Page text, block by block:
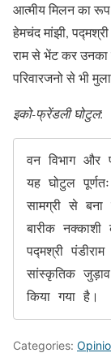
आत्मीय मिलन का रूप
हेमचंद मांझी,
राम से भेंट कर उनका
परिवारजनो से भी
इको-फ्रेंडली घोटुल:
वन विभाग और
यह घोटुल
सामग्री से
बारीक
पद्मश्री
सांस्कृतिक
किया गया है।
Categories: